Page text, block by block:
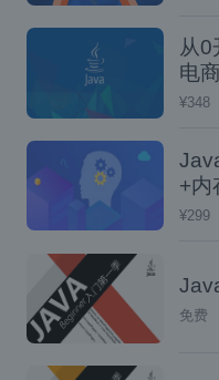
元数据表
元数据表
TableEntity对象
TableEntity为“元数
able字段对应
从
电
¥348
+内
¥299
免费